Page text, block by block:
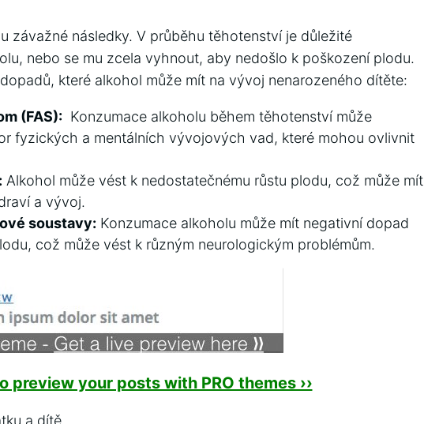
závažné následky. V ⁤průběhu těhotenství je důležité⁣
nebo se mu zcela vyhnout, aby nedošlo k poškození plodu.
které alkohol může mít ‌na vývoj nenarozeného ‌dítěte:
(FAS): ⁢ Konzumace ‍alkoholu během ​těhotenství ⁤může
fyzických a mentálních ⁢vývojových vad, které mohou ⁣ovlivnit
Alkohol může vést k nedostatečnému růstu plodu, což může⁣ mít
a vývoj.
soustavy: Konzumace alkoholu může mít negativní‌ dopad
což může vést k různým neurologickým‍ problémům.
preview your posts with PRO themes ››